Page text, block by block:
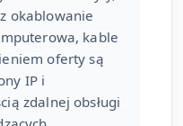
okablowanie
kable
oferty są
IP i
zdalnej obsługi